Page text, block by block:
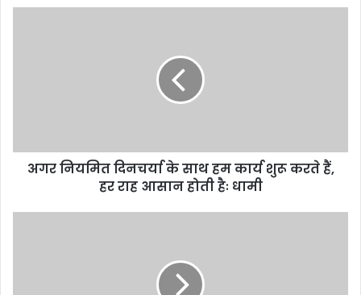
अगर नियमित दिनचर्या के साथ हम कार्य शुरू करते हैं,
हर राह आसान होती हैः धामी